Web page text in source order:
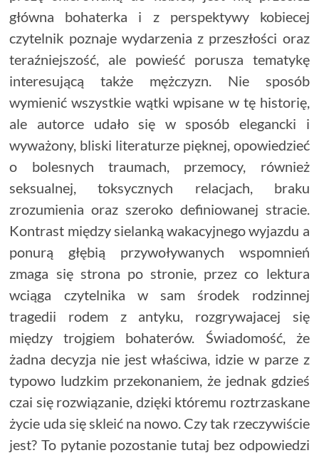
główna bohaterka i z perspektywy kobiecej
czytelnik poznaje wydarzenia z przeszłości oraz
teraźniejszość, ale powieść porusza tematykę
interesującą także mężczyzn. Nie sposób
wymienić wszystkie wątki wpisane w tę historię,
ale autorce udało się w sposób elegancki i
wyważony, bliski literaturze pięknej, opowiedzieć
o bolesnych traumach, przemocy, również
seksualnej, toksycznych relacjach, braku
zrozumienia oraz szeroko definiowanej stracie.
Kontrast między sielanką wakacyjnego wyjazdu a
ponurą głębią przywoływanych wspomnień
zmaga się strona po stronie, przez co lektura
wciąga czytelnika w sam środek rodzinnej
tragedii rodem z antyku, rozgrywajacej się
między trojgiem bohaterów. Świadomość, że
żadna decyzja nie jest właściwa, idzie w parze z
typowo ludzkim przekonaniem, że jednak gdzieś
czai się rozwiązanie, dzięki któremu roztrzaskane
życie uda się skleić na nowo. Czy tak rzeczywiście
jest? To pytanie pozostanie tutaj bez odpowiedzi